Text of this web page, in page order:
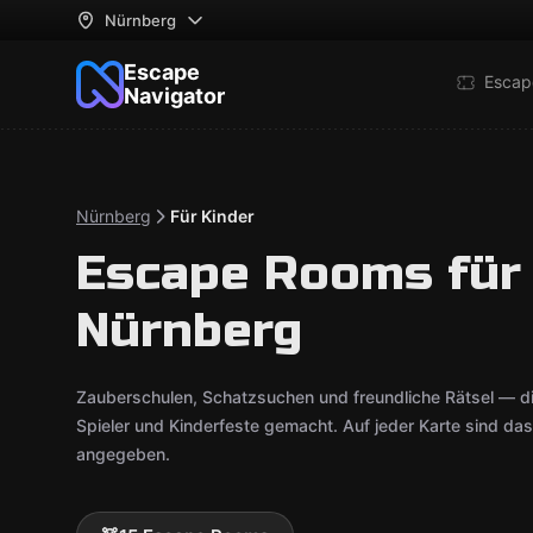
Nürnberg
Escape
Navigator
Nürnberg Für Kinder
Escape Rooms
Nürnberg
Zauberschulen, Schatzsuchen und freundliche Rätsel —
Spieler und Kinderfeste gemacht. Auf jeder Karte sind
angegeben.